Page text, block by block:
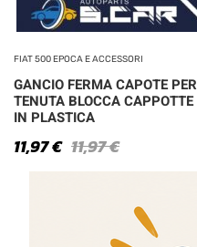
FIAT 500 EPOCA E ACCESSORI
GANCIO FERMA CAPOTE
TENUTA BLOCCA
IN PLASTICA
11,97€
11,97€